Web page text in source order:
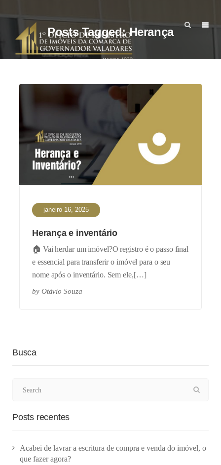
Posts Tagged: Herança
janeiro 16, 2025
Herança e inventário
🏠 Vai herdar um imóvel?O registro é o passo final
e essencial para transferir o imóvel para o seu
nome após o inventário. Sem ele,[…]
by Otávio Souza
Busca
Posts recentes
Acabei de lavrar a escritura de compra e venda do imóvel, o
que fazer agora?